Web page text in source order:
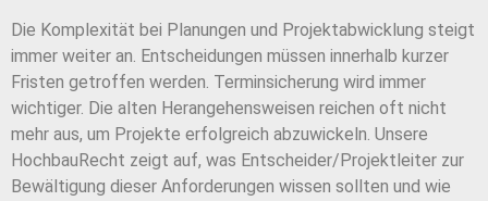
Die Komplexität bei Planungen und Projektabwicklung steigt
immer weiter an. Entscheidungen müssen innerhalb kurzer
Fristen getroffen werden. Terminsicherung wird immer
wichtiger. Die alten Herangehensweisen reichen oft nicht
mehr aus, um Projekte erfolgreich abzuwickeln. Unsere
HochbauRecht zeigt auf, was Entscheider/Projektleiter zur
Bewältigung dieser Anforderungen wissen sollten und wie